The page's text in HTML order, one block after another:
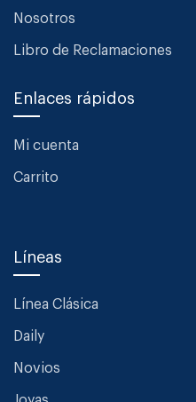
Nosotros
Libro de Reclamaciones
Enlaces rápidos
Mi cuenta
Carrito
Líneas
Línea Clásica
Daily
Novios